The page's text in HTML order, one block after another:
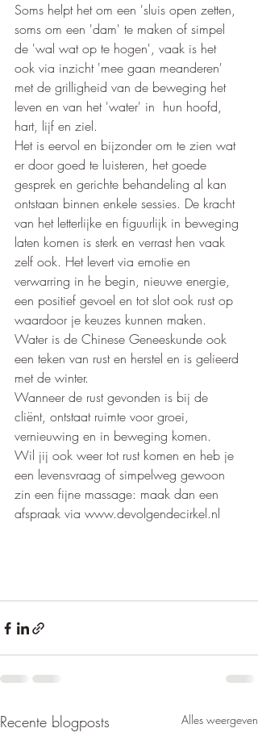
Soms helpt het om een 'sluis open zetten,
soms om een 'dam' te maken of simpel
de 'wal wat op te hogen', vaak is het
ook via inzicht 'mee gaan meanderen'
met de grilligheid van de beweging het
leven en van het 'water' in  hun hoofd,
hart, lijf en ziel.
Het is eervol en bijzonder om te zien wat
er door goed te luisteren, het goede
gesprek en gerichte behandeling al kan
ontstaan binnen enkele sessies. De kracht
van het letterlijke en figuurlijk in beweging
laten komen is sterk en verrast hen vaak
zelf ook. Het levert via emotie en
verwarring in he begin, nieuwe energie,
een positief gevoel en tot slot ook rust op
waardoor je keuzes kunnen maken.
Water is de Chinese Geneeskunde ook
een teken van rust en herstel en is gelieerd
met de winter.
Wanneer de rust gevonden is bij de
cliënt, ontstaat ruimte voor groei,
vernieuwing en in beweging komen.
Wil jij ook weer tot rust komen en heb je
een levensvraag of simpelweg gewoon
zin een fijne massage: maak dan een
afspraak via www.devolgendecirkel.nl
Recente blogposts Alles weergeven